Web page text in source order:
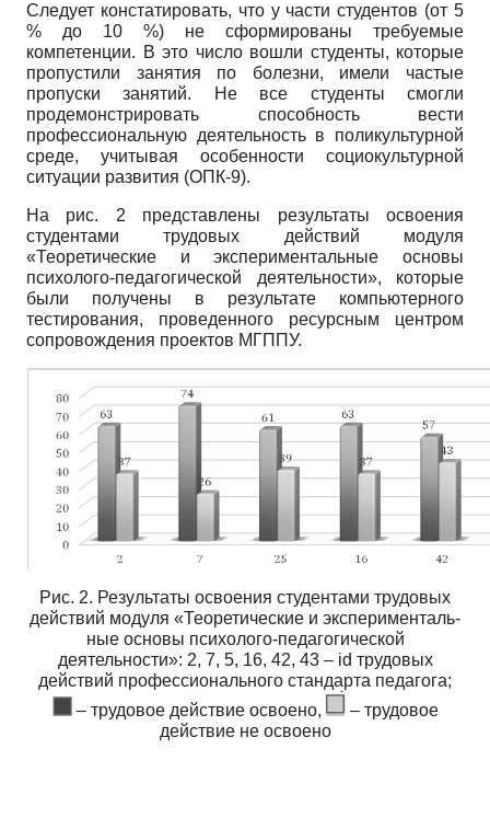
Следует констатировать, что у части студентов (от 5
% до 10 %) не сформированы требуемые
компетенции. В это число вошли студенты, которые
пропустили занятия по болезни, имели частые
пропуски занятий. Не все студенты смогли
продемонстрировать способность вести
профессиональную деятельность в поликультурной
среде, учитывая особенности социокультурной
ситуации развития (ОПК-9).
На рис. 2 представлены результаты освоения
студентами трудовых действий модуля
«Теоретические и экспериментальные основы
психолого-педагогической деятельности», которые
были получены в результате компьютерного
тестирования, проведенного ресурсным центром
сопровождения проектов МГППУ.
Рис. 2. Результаты освоения студентами трудовых
действий модуля «Теоретические и эксперименталь-
ные основы психолого-педагогической
деятельности»: 2, 7, 5, 16, 42, 43 – id трудовых
действий профессионального стандарта педагога;
– трудовое действие освоено,
– трудовое
действие не освоено